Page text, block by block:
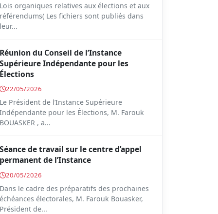
Lois organiques relatives aux élections et aux
référendums( Les fichiers sont publiés dans
leur...
Réunion du Conseil de l’Instance
Supérieure Indépendante pour les
Élections
22/05/2026
Le Président de l’Instance Supérieure
Indépendante pour les Élections, M. Farouk
BOUASKER , a...
Séance de travail sur le centre d’appel
permanent de l’Instance
20/05/2026
Dans le cadre des préparatifs des prochaines
échéances électorales, M. Farouk Bouasker,
Président de...